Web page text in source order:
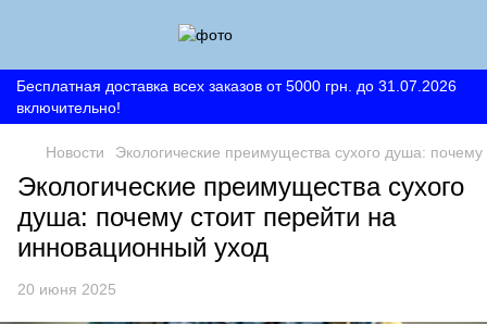
Бесплатная доставка всех заказов от 5000 грн. до 31.07.2026
включительно!
Новости Экологические преимущества сухого душа:
Экологические преимущества сухого
душа: почему стоит перейти на
инновационный уход
20 июня 2025